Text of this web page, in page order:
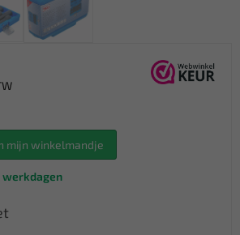
mijn winkelmandje
werkdagen